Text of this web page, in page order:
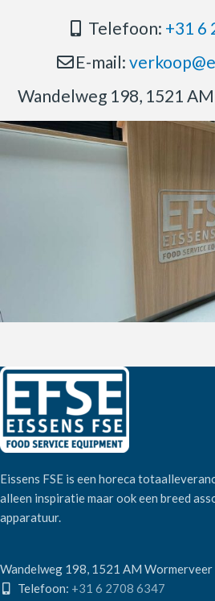
Telefoon: +31 6
E-mail:
Wandelweg 198, 1521
Eissens FSE is een horeca
alleen inspiratie maar ook een breed
apparatuur.
Wandelweg 198, 1521 AM Wormerveer
Telefoon: +31 6 2708 6347